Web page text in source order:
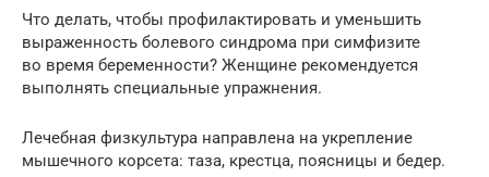
Что делать, чтобы профилактировать и уменьшить
выраженность болевого синдрома при симфизите
во время беременности? Женщине рекомендуется
выполнять специальные упражнения.
Лечебная физкультура направлена на укрепление
мышечного корсета: таза, крестца, поясницы и бедер.